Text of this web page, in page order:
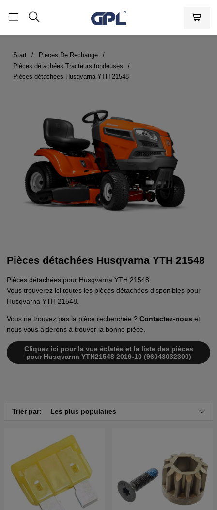
Start
Pièces De Rechange
Pièces détachées Tracteurs tondeuses
Pièces détachées Husqvarna YTH 21548
Pièces détachées Husqvarna YTH 21548
Pièces détachées pour Husqvarna YTH 21548
Vous trouverez ici toutes les pièces détachées disponibles pour
Husqvarna YTH 21548.
Vous ne trouvez pas la pièce recherchée ? Contactez-nous et
nous vous aiderons à trouver la bonne pièce.
Cliquez ici pour la vue éclatée et la liste des pièces
pour Husqvarna YTH21548 2019-10 (96043032300)
Trier par: Les plus populaires